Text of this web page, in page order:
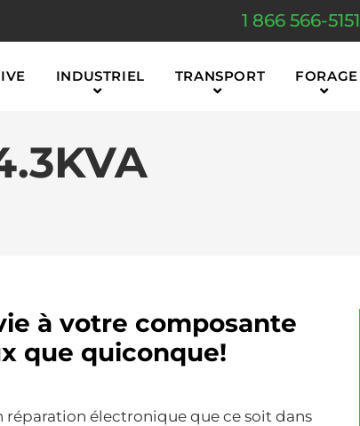
1 866 566-5151
INDUSTRIEL TRANSPORT FORAGE
à votre composante
que quiconque!
réparation électronique que ce soit dans